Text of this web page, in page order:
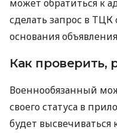
может обратиться к
сделать запрос в
основания
Как проверить,
Военнообязанный
своего статуса в
будет